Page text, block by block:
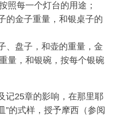
照每一个灯台的用途；
的金子重量，和银桌子的
、盘子，和壶的重量，金
量，和银碗，按每个银碗
记25章的影响，在那里耶
”的式样，授予摩西（参阅